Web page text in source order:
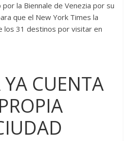
la Biennale de Venezia por su
que el New York Times la
los 31 destinos por visitar en
CUENTA